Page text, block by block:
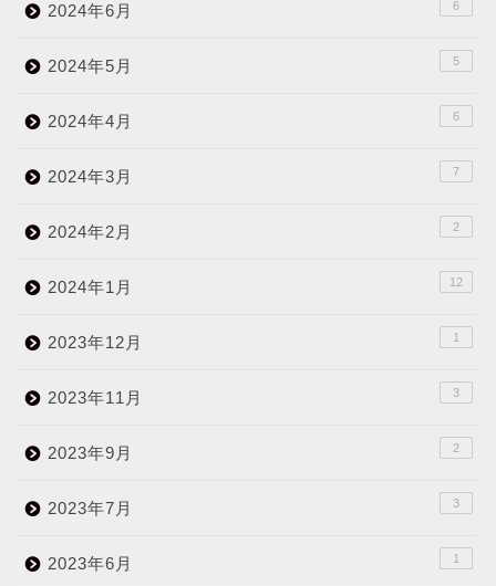
2024年6月 6
2024年5月 5
2024年4月 6
2024年3月 7
2024年2月 2
2024年1月 12
2023年12月 1
2023年11月 3
2023年9月 2
2023年7月 3
2023年6月 1